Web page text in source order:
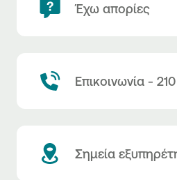
Έχω απορίες
Επικοινωνία -
Σημεία